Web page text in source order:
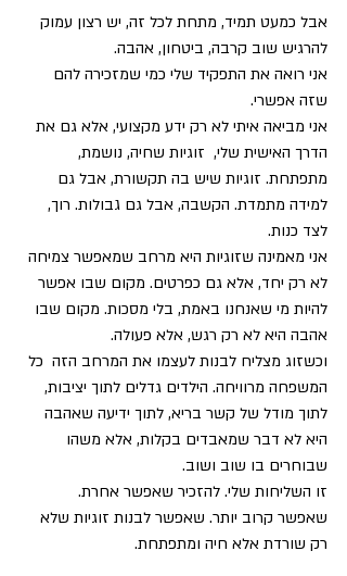
אבל כמעט תמיד, מתחת לכל זה, יש רצון עמוק
להרגיש שוב קרבה, ביטחון, אהבה.
אני רואה את התפקיד שלי כמי שמזכירה להם
שזה אפשרי.
אני מביאה איתי לא רק ידע מקצועי, אלא גם את
הדרך האישית שלי,  זוגיות שחיה, נושמת,
מתפתחת. זוגיות שיש בה תקשורת, אבל גם
למידה מתמדת. הקשבה, אבל גם גבולות. רוך,
לצד כנות.
אני מאמינה שזוגיות היא מרחב שמאפשר צמיחה
לא רק יחד, אלא גם כפרטים. מקום שבו אפשר
להיות מי שאנחנו באמת, בלי מסכות. מקום שבו
אהבה היא לא רק רגש, אלא פעולה.
וכשזוג מצליח לבנות לעצמו את המרחב הזה  כל
המשפחה מרוויחה. הילדים גדלים לתוך יציבות,
לתוך מודל של קשר בריא, לתוך ידיעה שאהבה
היא לא דבר שמאבדים בקלות, אלא משהו
שבוחרים בו שוב ושוב.
זו השליחות שלי. להזכיר שאפשר אחרת.
שאפשר קרוב יותר. שאפשר לבנות זוגיות שלא
רק שורדת אלא חיה ומתפתחת.